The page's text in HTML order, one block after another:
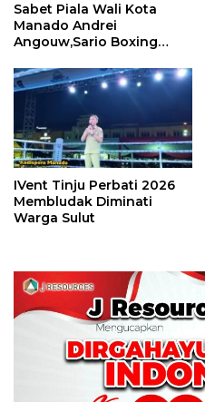
Sabet Piala Wali Kota
Manado Andrei
Angouw,Sario Boxing
Perbati 2026
IVent Tinju Perbati 2026
Membludak Diminati
Warga Sulut